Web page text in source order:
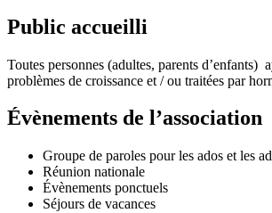
Public accueilli
Toutes personnes (adultes, parents d’enfants)
problèmes de croissance et / ou traitées par
Évènements de l’association
Groupe de paroles pour les ados et les
Réunion nationale
Évènements ponctuels
Séjours de vacances